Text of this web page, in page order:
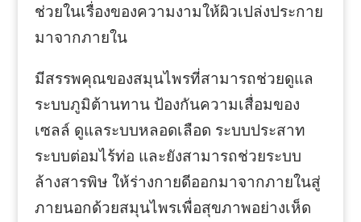
ช่วยในเรื่องของความงามให้ผิวเปล่งประกาย
มาจากภายใน
มีสรรพคุณของสมุนไพรที่สามารถช่วยดูแล
ระบบภูมิต้านทาน ป้องกันความเสื่อมของ
เซลล์ ดูแลระบบหลอดเลือด ระบบประสาท
ระบบต่อมไร้ท่อ และยังสามารถช่วยระบบ
ล้างสารพิษ ให้ร่างกายดีออกมาจากภายในสู่
ภายนอกด้วยสมุนไพรเพื่อสุขภาพอย่างเห็ด